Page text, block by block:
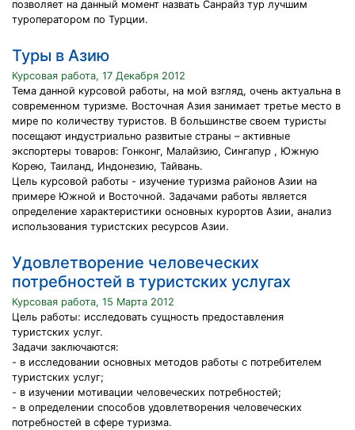
позволяет на данный момент назвать Санрайз тур лучшим
туроператором по Турции.
Туры в Азию
Курсовая работа, 17 Декабря 2012
Тема данной курсовой работы, на мой взгляд, очень актуальна в
современном туризме. Восточная Азия занимает третье место в
мире по количеству туристов. В большинстве своем туристы
посещают индустриально развитые страны – активные
экспортеры товаров: Гонконг, Малайзию, Сингапур , Южную
Корею, Таиланд, Индонезию, Тайвань.
Цель курсовой работы - изучение туризма районов Азии на
примере Южной и Восточной. Задачами работы является
определение характеристики основных курортов Азии, анализ
использования туристских ресурсов Азии.
Удовлетворение человеческих
потребностей в туристских услугах
Курсовая работа, 15 Марта 2012
Цель работы: исследовать сущность предоставления
туристских услуг.
Задачи заключаются:
- в исследовании основных методов работы с потребителем
туристских услуг;
- в изучении мотивации человеческих потребностей;
- в определении способов удовлетворения человеческих
потребностей в сфере туризма.